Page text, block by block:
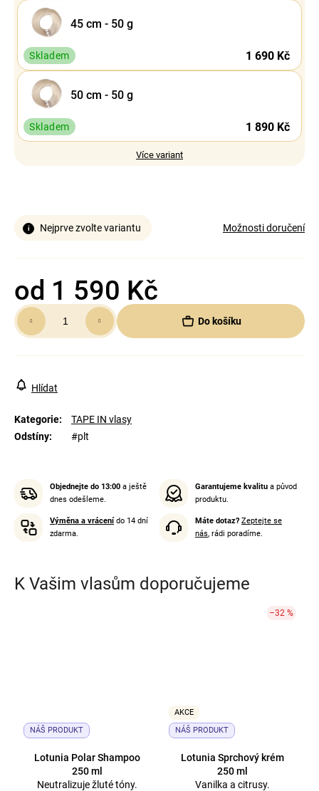
45 cm - 50 g
Skladem 1 690 Kč
50 cm - 50 g
Skladem 1 890 Kč
Více variant
Nejprve zvolte variantu Možnosti doručení
od 1 590 Kč
Měrná
cena:
Do košíku
Kategorie:
TAPE IN vlasy
Odstíny: #plt
Hlídat
Objednejte do 13:00 a ještě
dnes odešleme.
Garantujeme kvalitu a původ
produktu.
Výměna a vrácenído 14 dní
zdarma.
Máte dotaz? Zeptejte se
nás, rádi poradíme.
K Vašim vlasům doporučujeme
NÁŠ PRODUKT
Lotunia Polar Shampoo
250 ml
Neutralizuje žluté tóny.
AKCE
NÁŠ PRODUKT
–32 %
Lotunia Sprchový krém
250 ml
Vanilka a citrusy.